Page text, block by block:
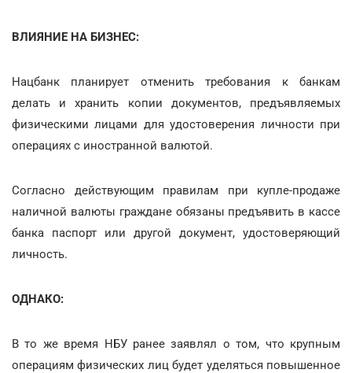
ВЛИЯНИЕ НА БИЗНЕС:
Нацбанк планирует отменить требования к банкам
делать и хранить копии документов, предъявляемых
физическими лицами для удостоверения личности при
операциях с иностранной валютой.
Согласно действующим правилам при купле-продаже
наличной валюты граждане обязаны предъявить в кассе
банка паспорт или другой документ, удостоверяющий
личность.
ОДНАКО:
В то же время НБУ ранее заявлял о том, что крупным
операциям физических лиц будет уделяться повышенное